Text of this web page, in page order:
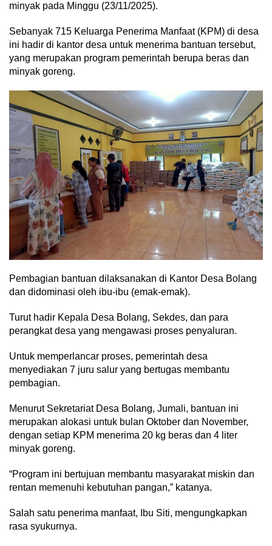
minyak pada Minggu (23/11/2025).
Sebanyak 715 Keluarga Penerima Manfaat (KPM) di desa
ini hadir di kantor desa untuk menerima bantuan tersebut,
yang merupakan program pemerintah berupa beras dan
minyak goreng.
Pembagian bantuan dilaksanakan di Kantor Desa Bolang
dan didominasi oleh ibu-ibu (emak-emak).
Turut hadir Kepala Desa Bolang, Sekdes, dan para
perangkat desa yang mengawasi proses penyaluran.
Untuk memperlancar proses, pemerintah desa
menyediakan 7 juru salur yang bertugas membantu
pembagian.
Menurut Sekretariat Desa Bolang, Jumali, bantuan ini
merupakan alokasi untuk bulan Oktober dan November,
dengan setiap KPM menerima 20 kg beras dan 4 liter
minyak goreng.
“Program ini bertujuan membantu masyarakat miskin dan
rentan memenuhi kebutuhan pangan,” katanya.
Salah satu penerima manfaat, Ibu Siti, mengungkapkan
rasa syukurnya.